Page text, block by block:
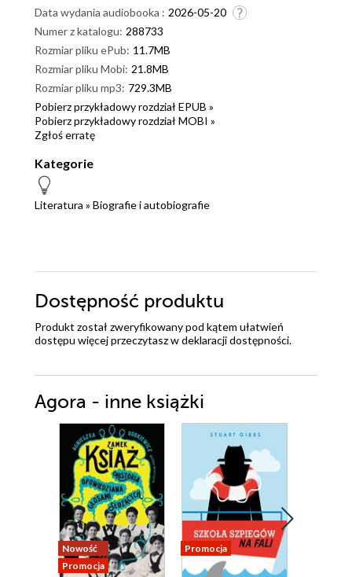
Data wydania audiobooka : 2026-05-20
Numer z katalogu: 288733
Rozmiar pliku ePub: 11.7MB
Rozmiar pliku Mobi: 21.8MB
Rozmiar pliku mp3: 729.3MB
Pobierz przykładowy rozdział EPUB »
Pobierz przykładowy rozdział MOBI »
Zgłoś erratę
Kategorie
Literatura » Biografie i autobiografie
Dostępność produktu
Produkt został zweryfikowany pod kątem ułatwień
dostępu więcej przeczytasz wdeklaracji dostępności.
Agora - inne książki
Nowość
Promocja
Promocja